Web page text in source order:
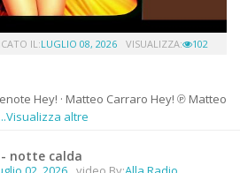
IL:LUGLIO 08, 2026 VISUALIZZA: 102
Hey! · Matteo Carraro Hey! ℗ Matteo
...Visualizza altre
notte calda